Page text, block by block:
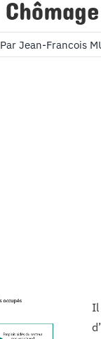
Par Jean-Francois
Il